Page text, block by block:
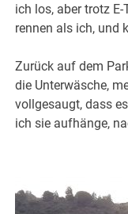
ich los, aber trotz
rennen als ich, und
Zurück auf dem
die Unterwäsche,
vollgesaugt, dass
ich sie aufhänge,